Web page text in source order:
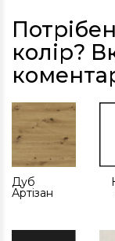
колір?
Дуб
Артізан